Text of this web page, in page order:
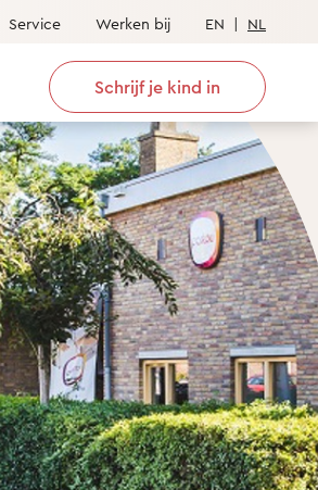
Service Werken bij EN | NL
Schrijf je kind in